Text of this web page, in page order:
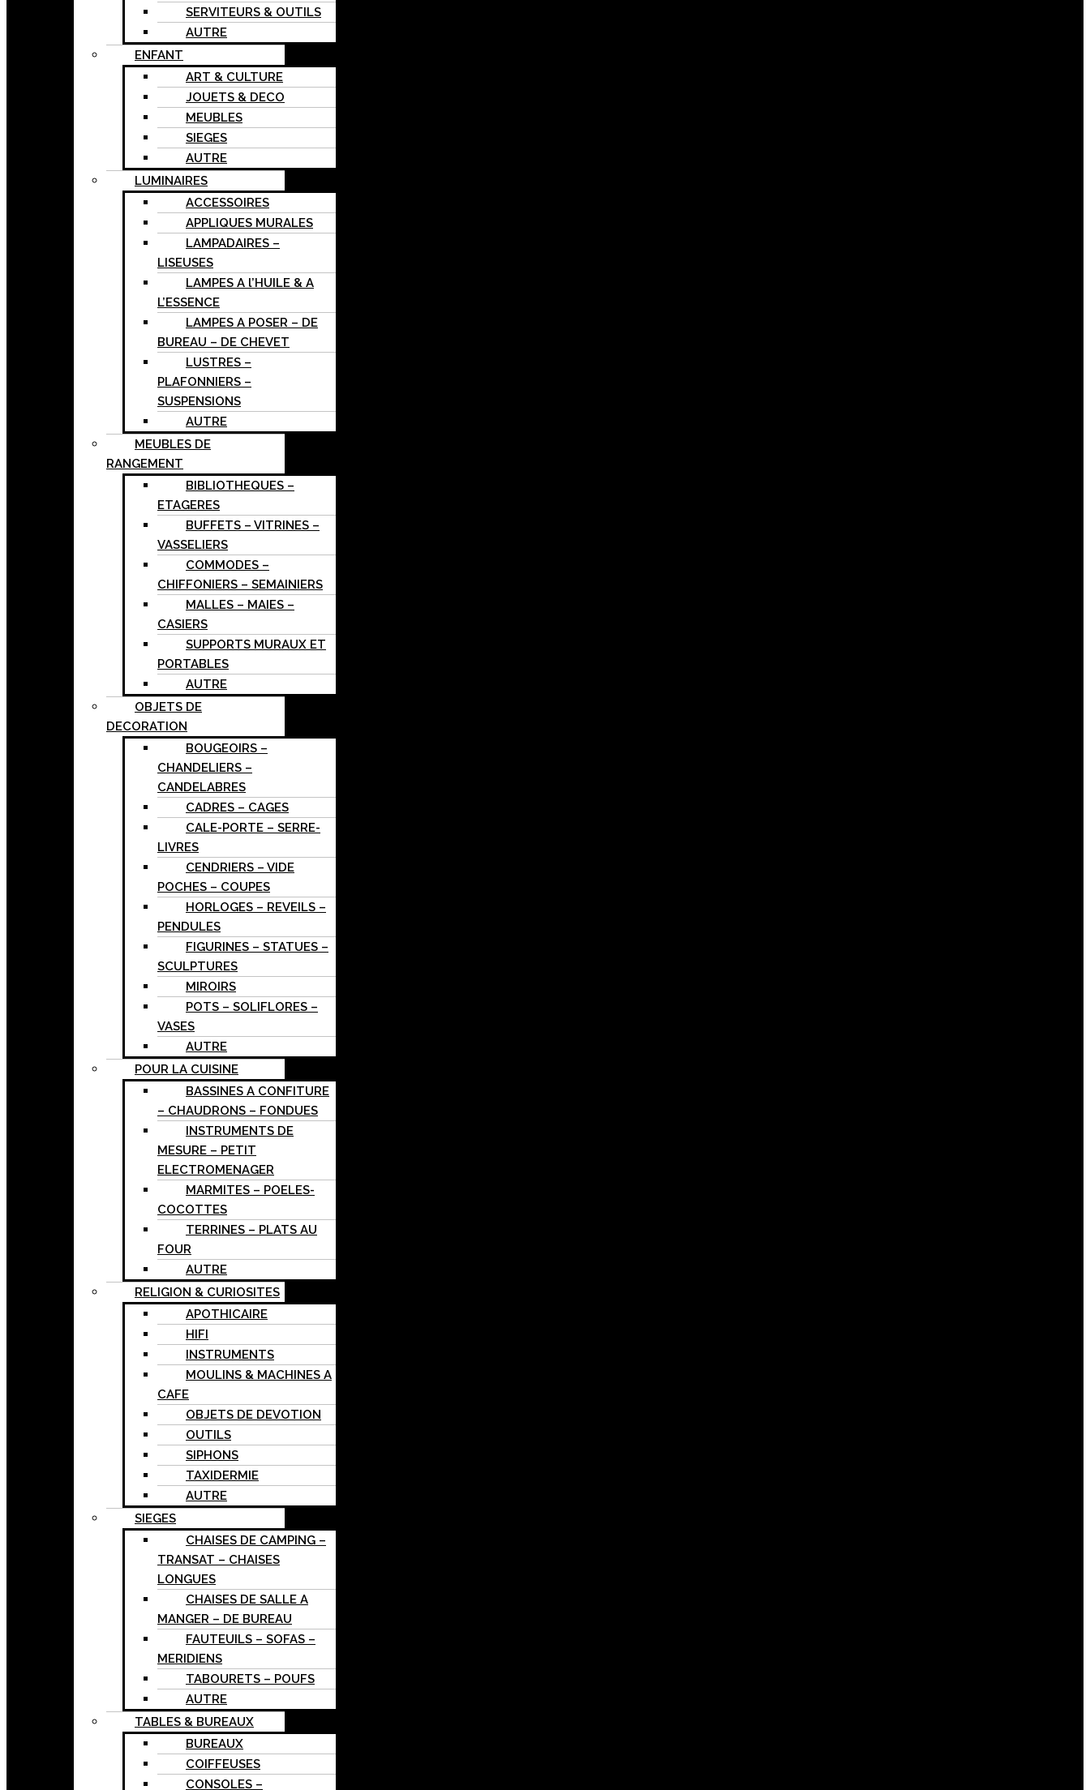
SERVITEURS & OUTILS
AUTRE
ENFANT
ART & CULTURE
JOUETS & DECO
MEUBLES
SIEGES
AUTRE
LUMINAIRES
ACCESSOIRES
APPLIQUES MURALES
LAMPADAIRES –
LISEUSES
LAMPES A l’HUILE & A
L’ESSENCE
LAMPES A POSER – DE
BUREAU – DE CHEVET
LUSTRES –
PLAFONNIERS –
SUSPENSIONS
AUTRE
MEUBLES DE
RANGEMENT
BIBLIOTHEQUES –
ETAGERES
BUFFETS – VITRINES –
VASSELIERS
COMMODES –
CHIFFONIERS – SEMAINIERS
MALLES – MAIES –
CASIERS
SUPPORTS MURAUX ET
PORTABLES
AUTRE
OBJETS DE
DECORATION
BOUGEOIRS –
CHANDELIERS –
CANDELABRES
CADRES – CAGES
CALE-PORTE – SERRE-
LIVRES
CENDRIERS – VIDE
POCHES – COUPES
HORLOGES – REVEILS –
PENDULES
FIGURINES – STATUES –
SCULPTURES
MIROIRS
POTS – SOLIFLORES –
VASES
AUTRE
POUR LA CUISINE
BASSINES A CONFITURE
– CHAUDRONS – FONDUES
INSTRUMENTS DE
MESURE – PETIT
ELECTROMENAGER
MARMITES – POELES-
COCOTTES
TERRINES – PLATS AU
FOUR
AUTRE
RELIGION & CURIOSITES
APOTHICAIRE
HIFI
INSTRUMENTS
MOULINS & MACHINES A
CAFE
OBJETS DE DEVOTION
OUTILS
SIPHONS
TAXIDERMIE
AUTRE
SIEGES
CHAISES DE CAMPING –
TRANSAT – CHAISES
LONGUES
CHAISES DE SALLE A
MANGER – DE BUREAU
FAUTEUILS – SOFAS –
MERIDIENS
TABOURETS – POUFS
AUTRE
TABLES & BUREAUX
BUREAUX
COIFFEUSES
CONSOLES –